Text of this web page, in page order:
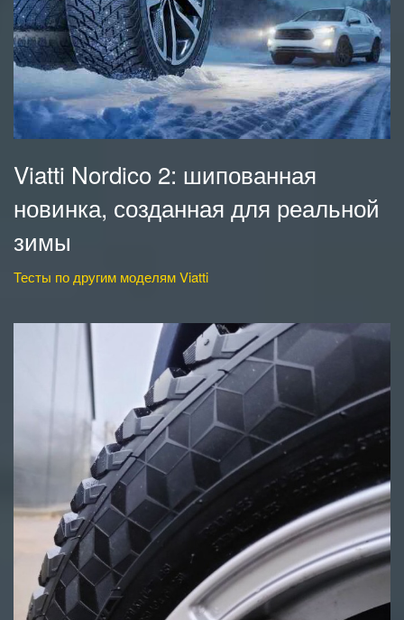
Viatti Nordico 2: шипованная
новинка, созданная для реальной
зимы
Тесты по другим моделям Viatti